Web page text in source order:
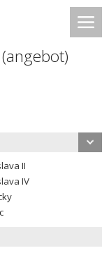
II
IV